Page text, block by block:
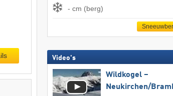
- cm (berg)
Video's
Wildkogel –
Neukirchen/​